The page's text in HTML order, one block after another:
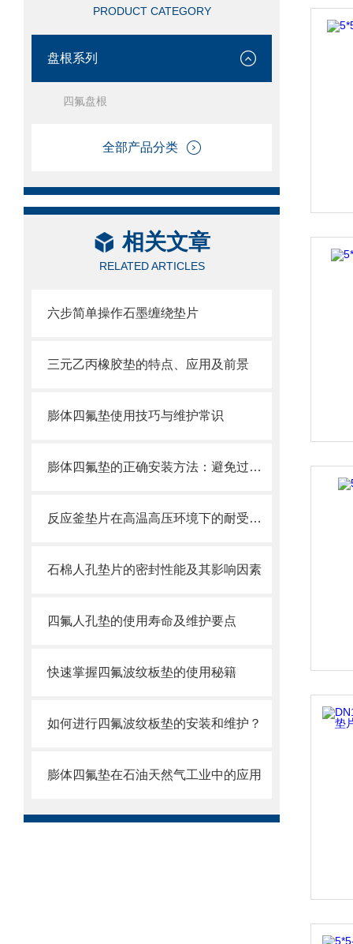
PRODUCT CATEGORY
盘根系列
四氟盘根
全部产品分类
相关文章
RELATED ARTICLES
六步简单操作石墨缠绕垫片
三元乙丙橡胶垫的特点、应用及前景
膨体四氟垫使用技巧与维护常识
膨体四氟垫的正确安装方法：避免过度压缩、边缘撕裂导致失效的操作细节
反应釜垫片在高温高压环境下的耐受能力如何？
石棉人孔垫片的密封性能及其影响因素
四氟人孔垫的使用寿命及维护要点
快速掌握四氟波纹板垫的使用秘籍
如何进行四氟波纹板垫的安装和维护？
膨体四氟垫在石油天然气工业中的应用